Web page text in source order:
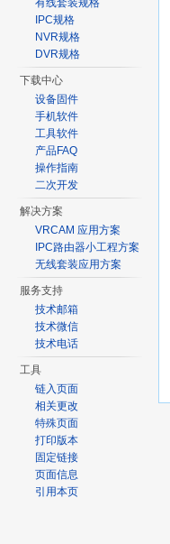
有线套装规格
IPC规格
NVR规格
DVR规格
下载中心
设备固件
手机软件
工具软件
产品FAQ
操作指南
二次开发
解决方案
VRCAM 应用方案
IPC路由器小工程方案
无线套装应用方案
服务支持
技术邮箱
技术微信
技术电话
工具
链入页面
相关更改
特殊页面
打印版本
固定链接
页面信息
引用本页